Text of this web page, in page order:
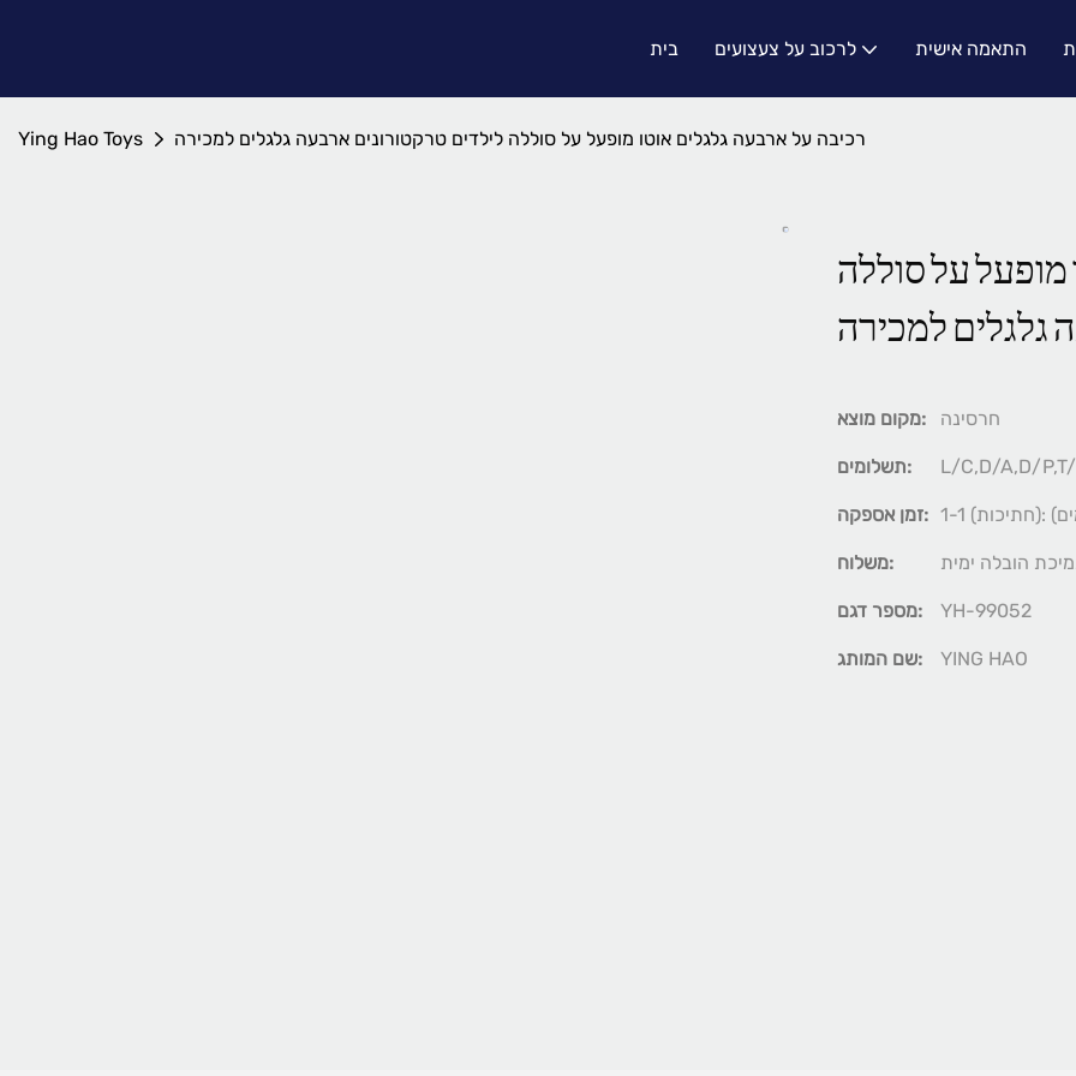
בית לרכוב על צעצועים התאמה אישית
Ying Hao Toys רכיבה על ארבעה גלגלים אוטו מופעל על סוללה לילדים טרקטורונים ארבעה גלגלים למכירה
על סוללה
גלגלים למכירה
מקום מוצא: חרסינה
תשלומים: L/C,D/A,D/
זמן אספקה:
משלוח: הובלה ימית
מספר דגם: YH-99052
שם המותג: YING HAO